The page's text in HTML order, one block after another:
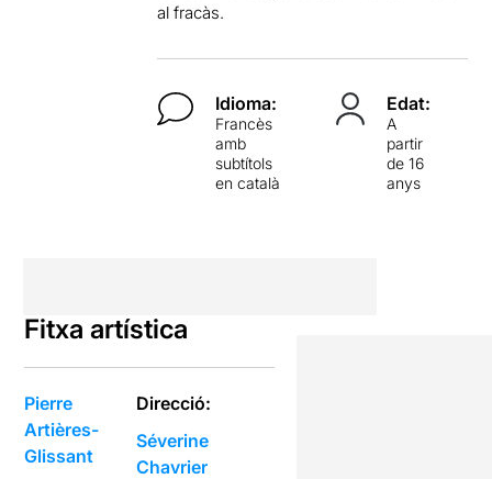
al fracàs.
Idioma:
Francès
amb
subtítols
en català
Edat:
A
partir
de 16
anys
Fitxa artística
Pierre
Artières-
Glissant
Direcció:
Séverine
Chavrier